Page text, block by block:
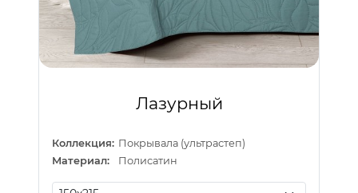
Лазурный
Коллекция: Покрывала (ультрастеп)
Материал:
Полисатин